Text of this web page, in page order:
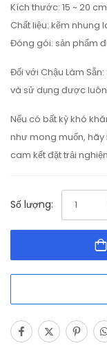
Kích thước: 15 ~ 20 cm
Chất liệu: kẽm nhung
Đóng gói: sản phẩm
Đối với Chậu Làm
và sử dụng được
Nếu có bất kỳ khó
như mong muốn,
cam kết đặt trải
Số lượng: